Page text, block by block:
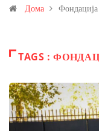
Дома Фондација
TAGS :